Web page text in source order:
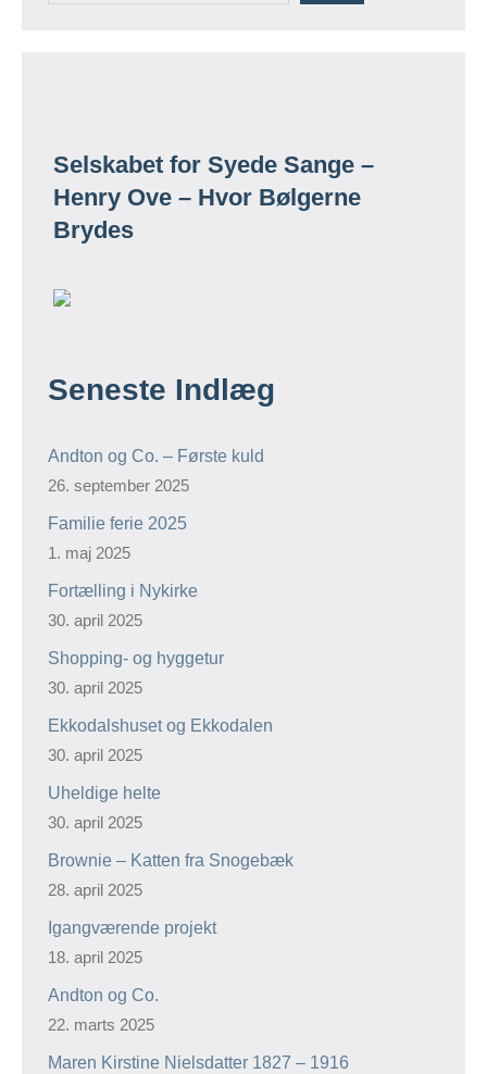
Selskabet for Syede Sange –
Henry Ove – Hvor Bølgerne
Brydes
Seneste Indlæg
Andton og Co. – Første kuld
26. september 2025
Familie ferie 2025
1. maj 2025
Fortælling i Nykirke
30. april 2025
Shopping- og hyggetur
30. april 2025
Ekkodalshuset og Ekkodalen
30. april 2025
Uheldige helte
30. april 2025
Brownie – Katten fra Snogebæk
28. april 2025
Igangværende projekt
18. april 2025
Andton og Co.
22. marts 2025
Maren Kirstine Nielsdatter 1827 – 1916